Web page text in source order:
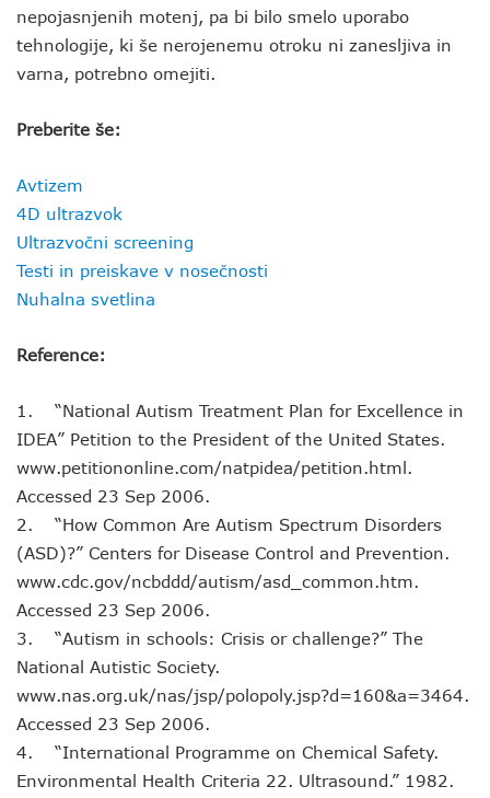
nepojasnjenih motenj, pa bi bilo smelo uporabo
tehnologije, ki še nerojenemu otroku ni zanesljiva in
varna, potrebno omejiti.
Preberite še:
Avtizem
4D ultrazvok
Ultrazvočni screening
Testi in preiskave v nosečnosti
Nuhalna svetlina
Reference:
1. “National Autism Treatment Plan for Excellence in
IDEA” Petition to the President of the United States.
www.petitiononline.com/natpidea/petition.html.
Accessed 23 Sep 2006.
2. “How Common Are Autism Spectrum Disorders
(ASD)?” Centers for Disease Control and Prevention.
www.cdc.gov/ncbddd/autism/asd_common.htm.
Accessed 23 Sep 2006.
3. “Autism in schools: Crisis or challenge?” The
National Autistic Society.
www.nas.org.uk/nas/jsp/polopoly.jsp?d=160&a=3464.
Accessed 23 Sep 2006.
4. “International Programme on Chemical Safety.
Environmental Health Criteria 22. Ultrasound.” 1982.